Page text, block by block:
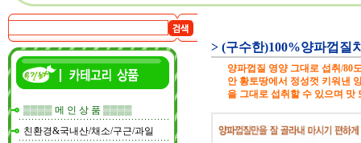
▒▒▒▒ 메 인 상 품 ▒▒▒▒
친환경&국내산/채소/구근/과일
> (구수한)100%양파껍질
양파껍질 영양 그대로 섭취/80
안 황토땅에서 정성껏 키워낸
을 그대로 섭취할 수 있으며 맛